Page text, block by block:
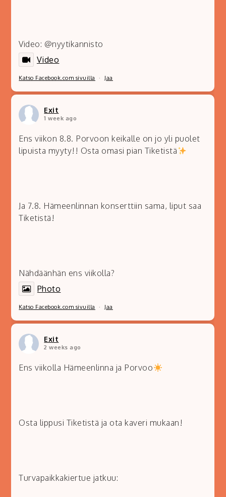
Video: @nyytikannisto
Video
Katso Facebook.com sivuilla · Jaa
Exit
1 week ago
Ens viikon 8.8. Porvoon keikalle on jo yli puolet
lipuista myyty!! Osta omasi pian Tiketistä
Ja 7.8. Hämeenlinnan konserttiin sama, liput saa
Tiketistä!
Nähdäänhän ens viikolla?
Photo
Katso Facebook.com sivuilla · Jaa
Exit
2 weeks ago
Ens viikolla Hämeenlinna ja Porvoo
Osta lippusi Tiketistä ja ota kaveri mukaan!
Turvapaikkakiertue jatkuu: